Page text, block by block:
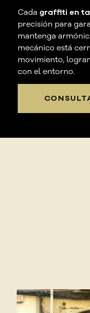
Cada graffiti en
precisión para
mantenga
mecánico está
movimiento,
con el entorno.